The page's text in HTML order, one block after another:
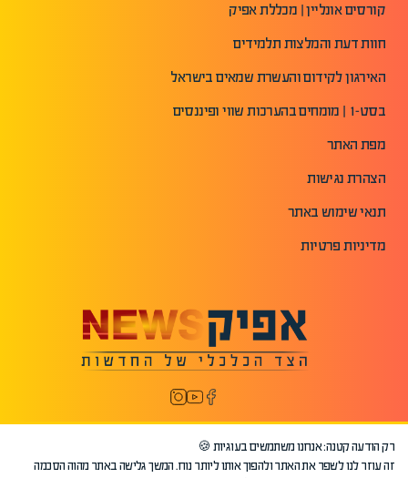
קורסים אונליין | מכללת אפיק
חוות דעת והמלצות תלמידים
האירגון לקידום והעשרת שמאים בישראל
בסט-1 | מומחים בהערכות שווי ופיננסים
מפת האתר
הצהרת נגישות
תנאי שימוש באתר
מדיניות פרטיות
רק הודעה קטנה: אנחנו משתמשים בעוגיות 🍪
זה עוזר לנו לשפר את האתר ולהפוך אותו ליותר נוח. המשך גלישה באתר מהוה הסכמה